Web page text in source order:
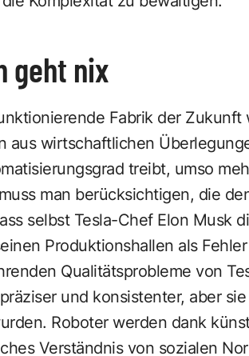
geht nix
Fabrik der
aus wirtschaftlichen
treibt, umso
man berücksichtigen, die
selbst Tesla-Chef Elon Musk
Produktionshallen als
Qualitätsprobleme von
und konsistenter, aber
Roboter werden dank
Verständnis von sozialen